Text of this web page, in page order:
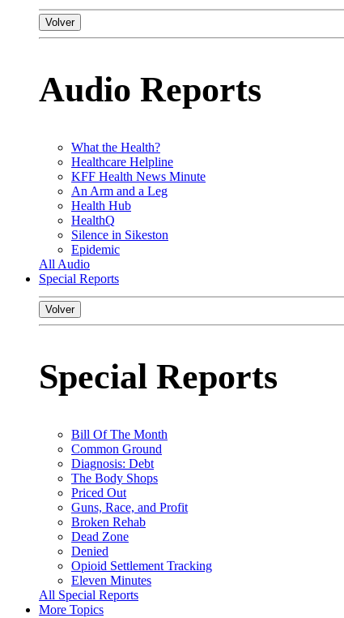
Volver
Audio Reports
What the Health?
Healthcare Helpline
KFF Health News Minute
An Arm and a Leg
Health Hub
HealthQ
Silence in Sikeston
Epidemic
All Audio
Special Reports
Volver
Special Reports
Bill Of The Month
Common Ground
Diagnosis: Debt
The Body Shops
Priced Out
Guns, Race, and Profit
Broken Rehab
Dead Zone
Denied
Opioid Settlement Tracking
Eleven Minutes
All Special Reports
More Topics